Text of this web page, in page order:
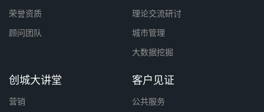
荣誉资质
顾问团队
理论交流研讨
城市管理
大数据挖掘
创城大讲堂
营销
客户见证
公共服务